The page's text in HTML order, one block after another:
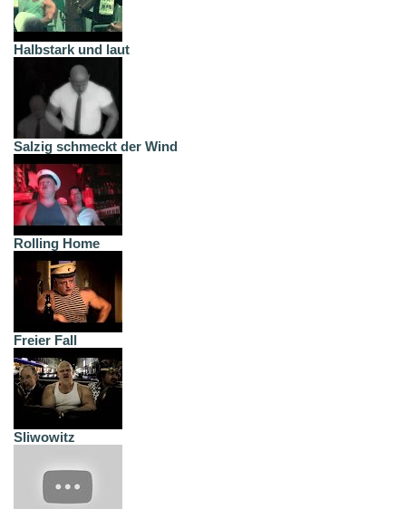
Halbstark und laut
Salzig schmeckt der Wind
Rolling Home
Freier Fall
Sliwowitz